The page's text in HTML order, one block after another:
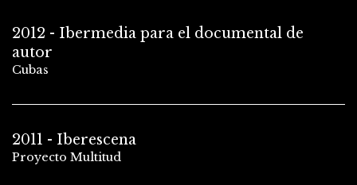
2012 - Ibermedia para el documental de
autor
Cubas
2011 - Iberescena
Proyecto Multitud